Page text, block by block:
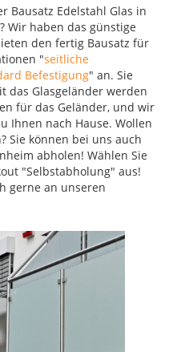
Bausatz Edelstahl Glas in
Wir haben das günstige
den fertig Bausatz für
"seitliche
Befestigung" an. Sie
das Glasgeländer werden
für das Geländer, und wir
Ihnen nach Hause. Wollen
Sie können bei uns auch
abholen! Wählen Sie
"Selbstabholung" aus!
gerne an unseren